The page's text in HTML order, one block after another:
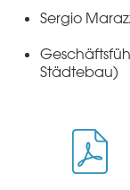
Sergio
Städtebau)